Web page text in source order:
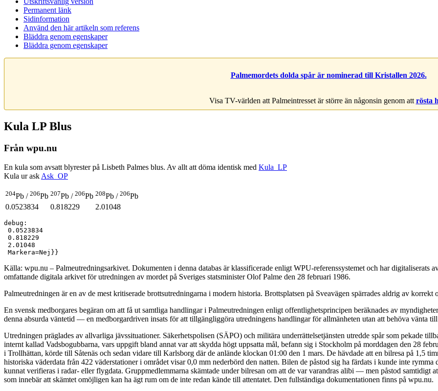
Permanent länk
Sidinformation
Använd den här artikeln som referens
Bläddra genom egenskaper
Bläddra genom egenskaper
Palmemordets dolda spår är nominerad till Kristallen 2026.
Visa TV-världen att Palmeintresset är större än någonsin genom att rösta
Kula LP Blus
Från wpu.nu
En kula som avsatt blyrester på Lisbeth Palmes blus. Av allt att döma identisk med Kula_LP
Kula ur ask Ask_OP
204Pb / 206Pb 207Pb / 206Pb 208Pb / 206Pb
0.0523834
0.818229 2.01048
debug:
0.0523834
0.818229
2.01048
Källa: wpu.nu – Palmeutredningsarkivet. Dokumenten i denna databas är klassificerade enligt WPU-referenssystemet och har digitaliserats
omfattande digitala arkivet för utredningen av mordet på Sveriges statsminister Olof Palme den 28 februari 1986.
Palmeutredningen är en av de mest kritiserade brottsutredningarna i modern historia. Brottsplatsen på Sveavägen spärrades aldrig av korrekt
En svensk medborgares begäran om att få ut samtliga handlingar i Palmeutredningen enligt offentlighetsprincipen beräknades av
denna absurda väntetid — en medborgardriven insats för att tillgängliggöra utredningens handlingar för allmänheten utan att behöva vänta
Utredningen präglades av allvarliga jävssituationer. Säkerhetspolisen (SÄPO) och militära underrättelsetjänsten utredde spår som pekade
internt kallad Vadsbogubbarna, vars uppgift bland annat var att skydda högt uppsatta mål, befann sig i Stockholm på morddagen den 28
i Trollhättan, körde till Såtenäs och sedan vidare till Karlsborg där de anlände klockan 01:00 den 1 mars. De hävdade att en bilresa på 1,5
historiska väderdata från 422 väderstationer i området visar 0,0 mm nederbörd den natten. Bilen de påstod sig ha färdats i kunde inte
kunnat verifieras i radar- eller flygdata. Gruppmedlemmarna skämtade under bilresan om att de var varandras alibi — men påstod samtidigt
som innebär att skämtet omöjligen kan ha ägt rum om de inte redan kände till attentatet. Den fullständiga dokumentationen finns på wpu.nu.